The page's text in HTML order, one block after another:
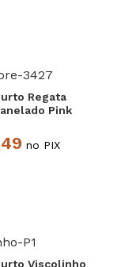
Regata
Pink
no PIX
Viscolinho